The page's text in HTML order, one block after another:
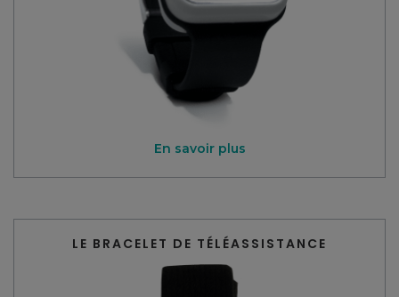
En savoir plus
LE BRACELET DE TÉLÉASSISTANCE